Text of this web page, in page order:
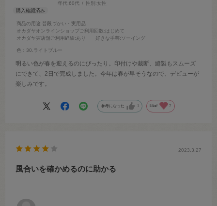
年代:60代 性別:女性
商品の用途:普段づかい・実用品
オカダヤオンラインショップご利用回数:はじめて
オカダヤ実店舗ご利用経験:あり 好きな手芸:ソーイング
色：30.ライトブルー
明るい色が春を迎えるのにぴったり。印付けや裁断、縫製もスムーズ
にできて、2日で完成しました。今年は春が早そうなので、デビューが
楽しみです。
参考になった 1 Like! 7
2023.3.27
風合いを確かめるのに助かる